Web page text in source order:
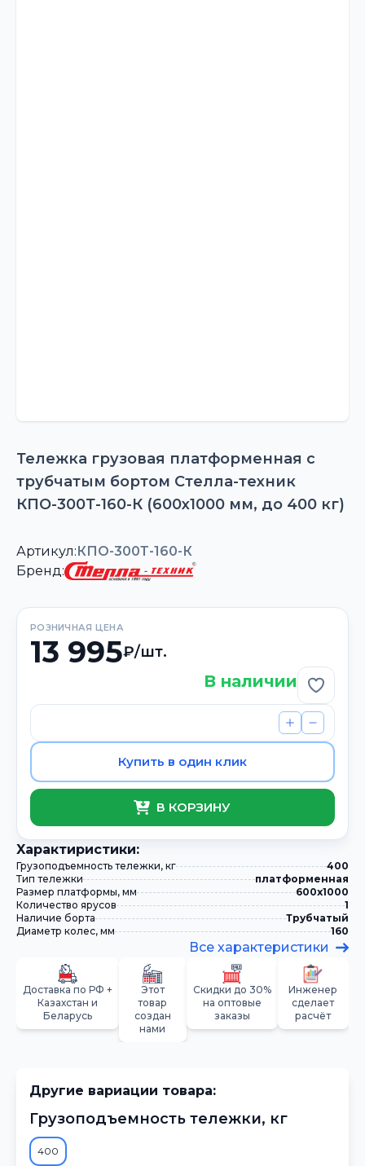
Тележка грузовая платформенная с
трубчатым бортом Стелла-техник
КПО-300Т-160-К (600х1000 мм, до 400 кг)
Артикул:КПО-300Т-160-К
Бренд:
РОЗНИЧНАЯ ЦЕНА
13 995₽/шт.
В наличии
Купить в один клик
В КОРЗИНУ
Xарактиристики:
Грузоподъемность тележки, кг
400
Тип тележки
платформенная
Размер платформы, мм
600х1000
Количество ярусов
1
Наличие борта
Трубчатый
Диаметр колес, мм
160
Все характеристики
Доставка по РФ +
Казахстан и
Беларусь
Этот
товар
создан
нами
Скидки до 30%
на оптовые
заказы
Инженер
сделает
расчёт
Другие вариации товара:
Грузоподъемность тележки, кг
400